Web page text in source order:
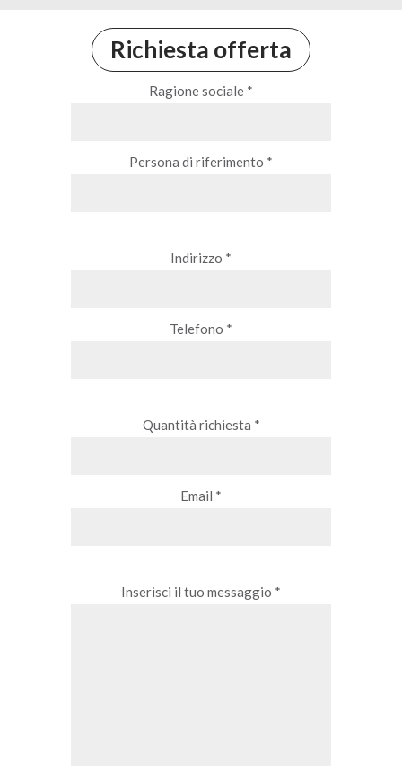
Richiesta offerta
Ragione sociale *
Persona di riferimento *
Indirizzo *
Telefono *
Quantità richiesta *
Email *
Inserisci il tuo messaggio *